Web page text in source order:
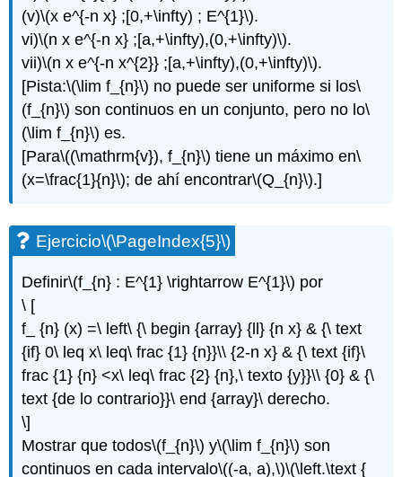
(v)\(x e^{-n x} ;[0,+\infty) ; E^{1}\).
vi)\(n x e^{-n x} ;[a,+\infty),(0,+\infty)\).
vii)\(n x e^{-n x^{2}} ;[a,+\infty),(0,+\infty)\).
[Pista:\(\lim f_{n}\) no puede ser uniforme si los\
(f_{n}\) son continuos en un conjunto, pero no lo\
(\lim f_{n}\) es.
[Para\((\mathrm{v}), f_{n}\) tiene un máximo en\
(x=\frac{1}{n}\); de ahí encontrar\(Q_{n}\).]
Ejercicio\(\PageIndex{5}\)
Definir\(f_{n} : E^{1} \rightarrow E^{1}\) por
\ [
f_ {n} (x) =\ left\ {\ begin {array} {ll} {n x} & {\ text
{if} 0\ leq x\ leq\ frac {1} {n}}\\ {2-n x} & {\ text {if}\
frac {1} {n} <x\ leq\ frac {2} {n},\ texto {y}}\\ {0} & {\
text {de lo contrario}}\ end {array}\ derecho.
\]
Mostrar que todos\(f_{n}\) y\(\lim f_{n}\) son
continuos en cada intervalo\((-a, a),\)\(\left.\text {